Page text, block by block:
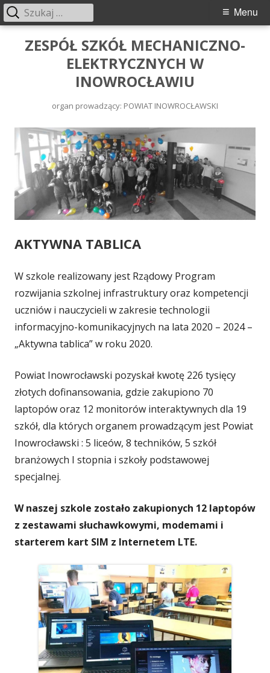
ZESPÓŁ SZKÓŁ MECHANICZNO-
ELEKTRYCZNYCH W
INOWROCŁAWIU
organ prowadzący: POWIAT INOWROCŁAWSKI
Menu
AKTYWNA TABLICA
W szkole realizowany jest Rządowy Program
rozwijania szkolnej infrastruktury oraz kompetencji
uczniów i nauczycieli w zakresie technologii
informacyjno-komunikacyjnych na lata 2020 – 2024 –
„Aktywna tablica” w roku 2020.
Powiat Inowrocławski pozyskał kwotę 226 tysięcy
złotych dofinansowania, gdzie zakupiono 70
laptopów oraz 12 monitorów interaktywnych dla 19
szkół, dla których organem prowadzącym jest Powiat
Inowrocławski : 5 liceów, 8 techników, 5 szkół
branżowych I stopnia i szkoły podstawowej
specjalnej.
W naszej szkole zostało zakupionych 12 laptopów
z zestawami słuchawkowymi, modemami i
starterem kart SIM z Internetem LTE.